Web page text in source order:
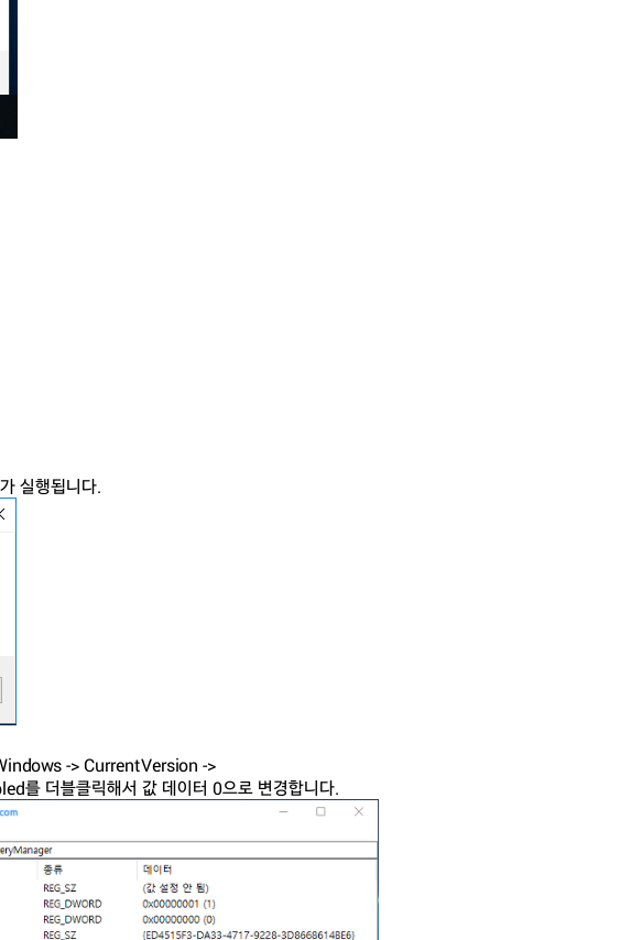
실행됩니다.
-> CurrentVersion ->
더블클릭해서 값 데이터 0으로 변경합니다.